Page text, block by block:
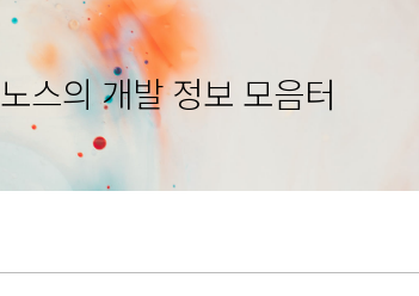
스의 개발 정보 모음터